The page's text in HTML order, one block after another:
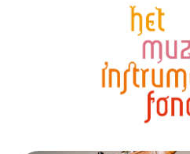
Register Erkende